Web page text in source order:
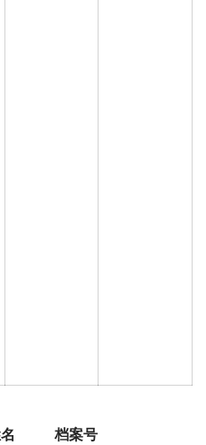
名           档案号